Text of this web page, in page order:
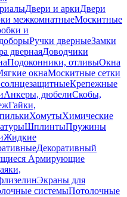
Двери и аркиДвери
межкомнатныеМоскитные
и
Ручки дверныеЗамки
двернаяДоводчики
Подоконники, отливыОкна
окнаМоскитные сетки
Крепежные
Анкеры, дюбелиСкобы,
Гайки,
ХомутыХимические
ШплинтыПружины
Жидкие
Декоративный
Армирующие
Экраны для
системыПотолочные